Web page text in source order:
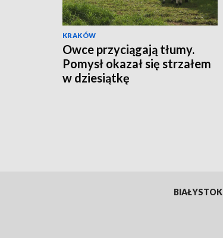
KRAKÓW
Owce przyciągają tłumy.
Pomysł okazał się strzałem
w dziesiątkę
BIAŁYSTOK